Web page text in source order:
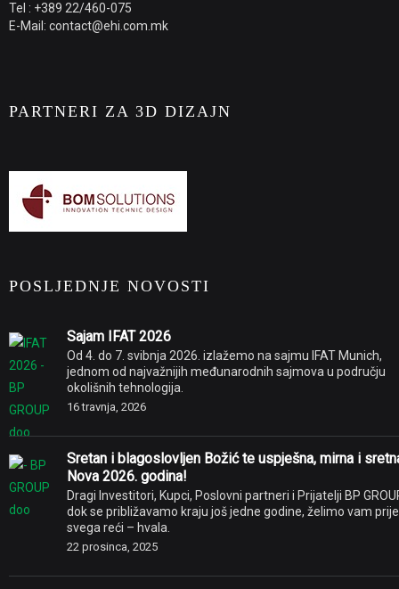
Tel : +389 22/460-075
E-Mail: contact@ehi.com.mk
PARTNERI ZA 3D DIZAJN
POSLJEDNJE NOVOSTI
Sajam IFAT 2026
Od 4. do 7. svibnja 2026. izlažemo na sajmu IFAT Munich,
jednom od najvažnijih međunarodnih sajmova u području
okolišnih tehnologija.
16 travnja, 2026
Sretan i blagoslovljen Božić te uspješna, mirna i
Nova 2026. godina!
Dragi Investitori, Kupci, Poslovni partneri i Prijatelji BP
dok se približavamo kraju još jedne godine, želimo vam prije
svega reći – hvala.
22 prosinca, 2025